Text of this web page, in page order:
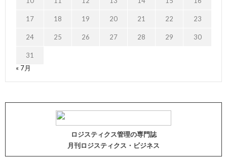
17 18 19 20 21 22 23
24 25 26 27 28 29 30
31
« 7月
ロジスティクス管理の専門誌
月刊ロジスティクス・ビジネス